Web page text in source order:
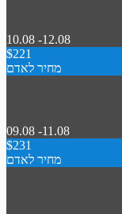
10.08 -12.08
$221
מחיר לאדם
09.08 -11.08
$231
מחיר לאדם